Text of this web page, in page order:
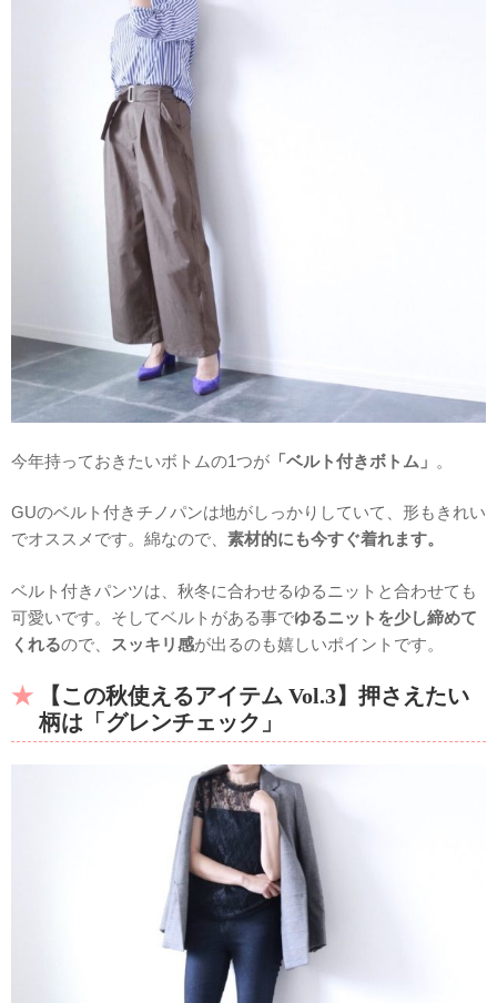
今年持っておきたいボトムの1つが 「ベルト付きボトム」 。
GUのベルト付きチノパンは地がしっかりしていて、形もきれい
でオススメです。綿なので、 素材的にも今すぐ着れます。
ベルト付きパンツは、秋冬に合わせるゆるニットと合わせても
可愛いです。そしてベルトがある事でゆるニットを少し締めて
くれるので、 スッキリ感が出るのも嬉しいポイントです。
【この秋使えるアイテム Vol.3】押さえたい
柄は「グレンチェック」